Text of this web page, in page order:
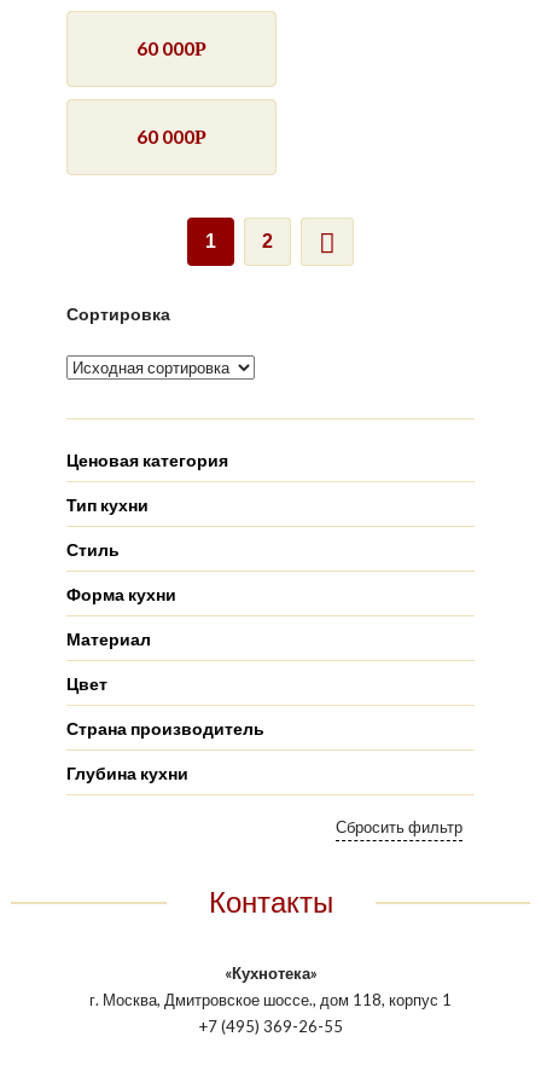
60 000Р
60 000Р
1 2
Сортировка
Ценовая категория
Тип кухни
Стиль
Форма кухни
Материал
Цвет
Страна производитель
Глубина кухни
Контакты
«Кухнотека»
г. Москва, Дмитровское шоссе., дом 118, корпус 1
+7 (495) 369-26-55